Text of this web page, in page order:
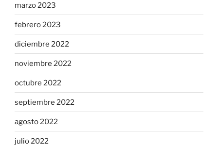
marzo 2023
febrero 2023
diciembre 2022
noviembre 2022
octubre 2022
septiembre 2022
agosto 2022
julio 2022